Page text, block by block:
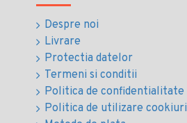
Despre noi
Livrare
Protectia datelor
Termeni si conditii
Politica de confidentialitate
Politica de utilizare cookiuri